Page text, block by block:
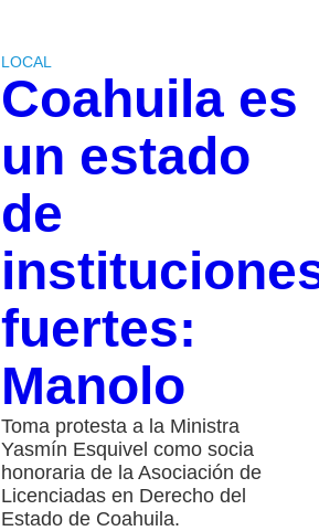
LOCAL
Coahuila es
un estado
de
fuertes:
Manolo
Toma protesta a la Ministra
Yasmín Esquivel como socia
honoraria de la Asociación de
Licenciadas en Derecho del
Estado de Coahuila.